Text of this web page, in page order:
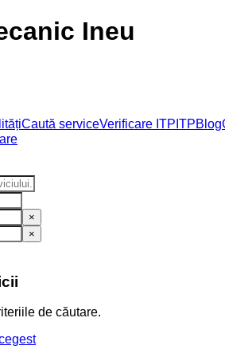
Ineu
Caută serviceVerificare ITP ITPBlog
×
×
de căutare.